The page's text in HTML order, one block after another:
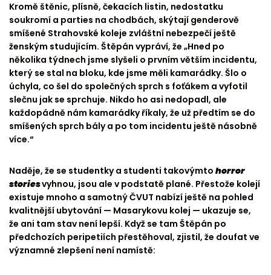
Kromě štěnic, plísně, čekacích listin, nedostatku
soukromí a parties na chodbách, skýtají genderově
smíšené Strahovské koleje zvláštní nebezpečí ještě
ženským studujícím. Štěpán vypráví, že „Hned po
několika týdnech jsme slyšeli o prvním větším incidentu,
který se stal na bloku, kde jsme měli kamarádky. Šlo o
úchyla, co šel do společných sprch s foťákem a vyfotil
slečnu jak se sprchuje. Nikdo ho asi nedopadl, ale
každopádně nám kamarádky říkaly, že už předtím se do
smíšených sprch bály a po tom incidentu ještě násobně
více.“
Naděje, že se studentky a studenti takovýmto horror
storiesvyhnou, jsou ale v podstatě plané. Přestože kolejí
existuje mnoho a samotný ČVUT nabízí ještě na pohled
kvalitnější ubytování — Masarykovu kolej — ukazuje se,
že ani tam stav není lepší. Když se tam Štěpán po
předchozích peripetiích přestěhoval, zjistil, že doufat ve
významné zlepšení není namístě: